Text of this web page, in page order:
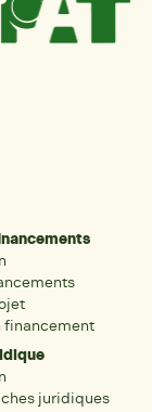
financement
juridiques